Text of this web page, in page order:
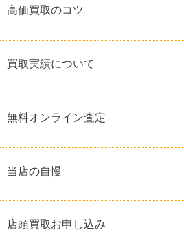
高価買取のコツ
買取実績について
無料オンライン査定
当店の自慢
店頭買取お申し込み